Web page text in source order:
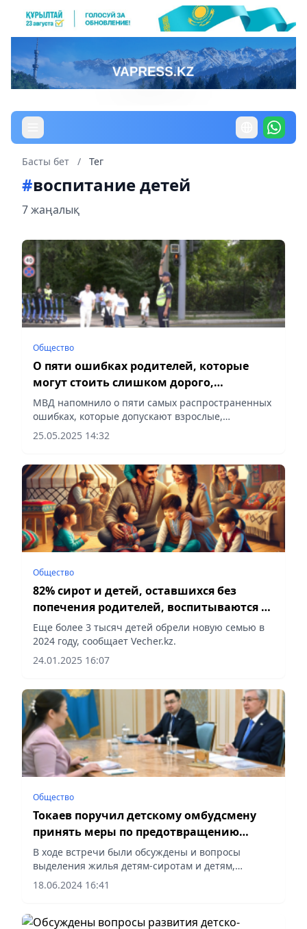
Басты бет / Тег
#воспитание детей
7 жаңалық
Общество
О пяти ошибках родителей, которые
могут стоить слишком дорого,
напомнили в МВД РК
МВД напомнило о пяти самых распространенных
ошибках, которые допускают взрослые,
сообщает Vecher.kz.
25.05.2025 14:32
Общество
82% сирот и детей, оставшихся без
попечения родителей, воспитываются в
казахстанских семьях
Еще более 3 тысяч детей обрели новую семью в
2024 году, сообщает Vecher.kz.
24.01.2025 16:07
Общество
Токаев поручил детскому омбудсмену
принять меры по предотвращению
суицида среди подростков
В ходе встречи были обсуждены и вопросы
выделения жилья детям-сиротам и детям,
оставшимся без попечения родителей
18.06.2024 16:41